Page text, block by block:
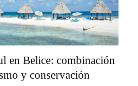
en Belice: combinación
y conservación